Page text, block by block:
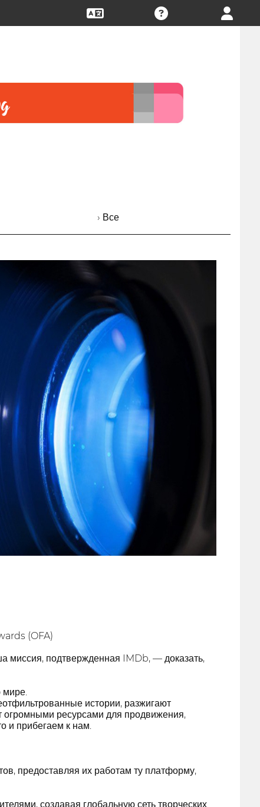
› Все
(OFA)
миссия, подтвержденная IMDb, — доказать,
мире.
истории, разжигают
огромными ресурсами для продвижения,
и прибегаем к нам.
предоставляя их работам ту платформу,
создавая глобальную сеть творческих